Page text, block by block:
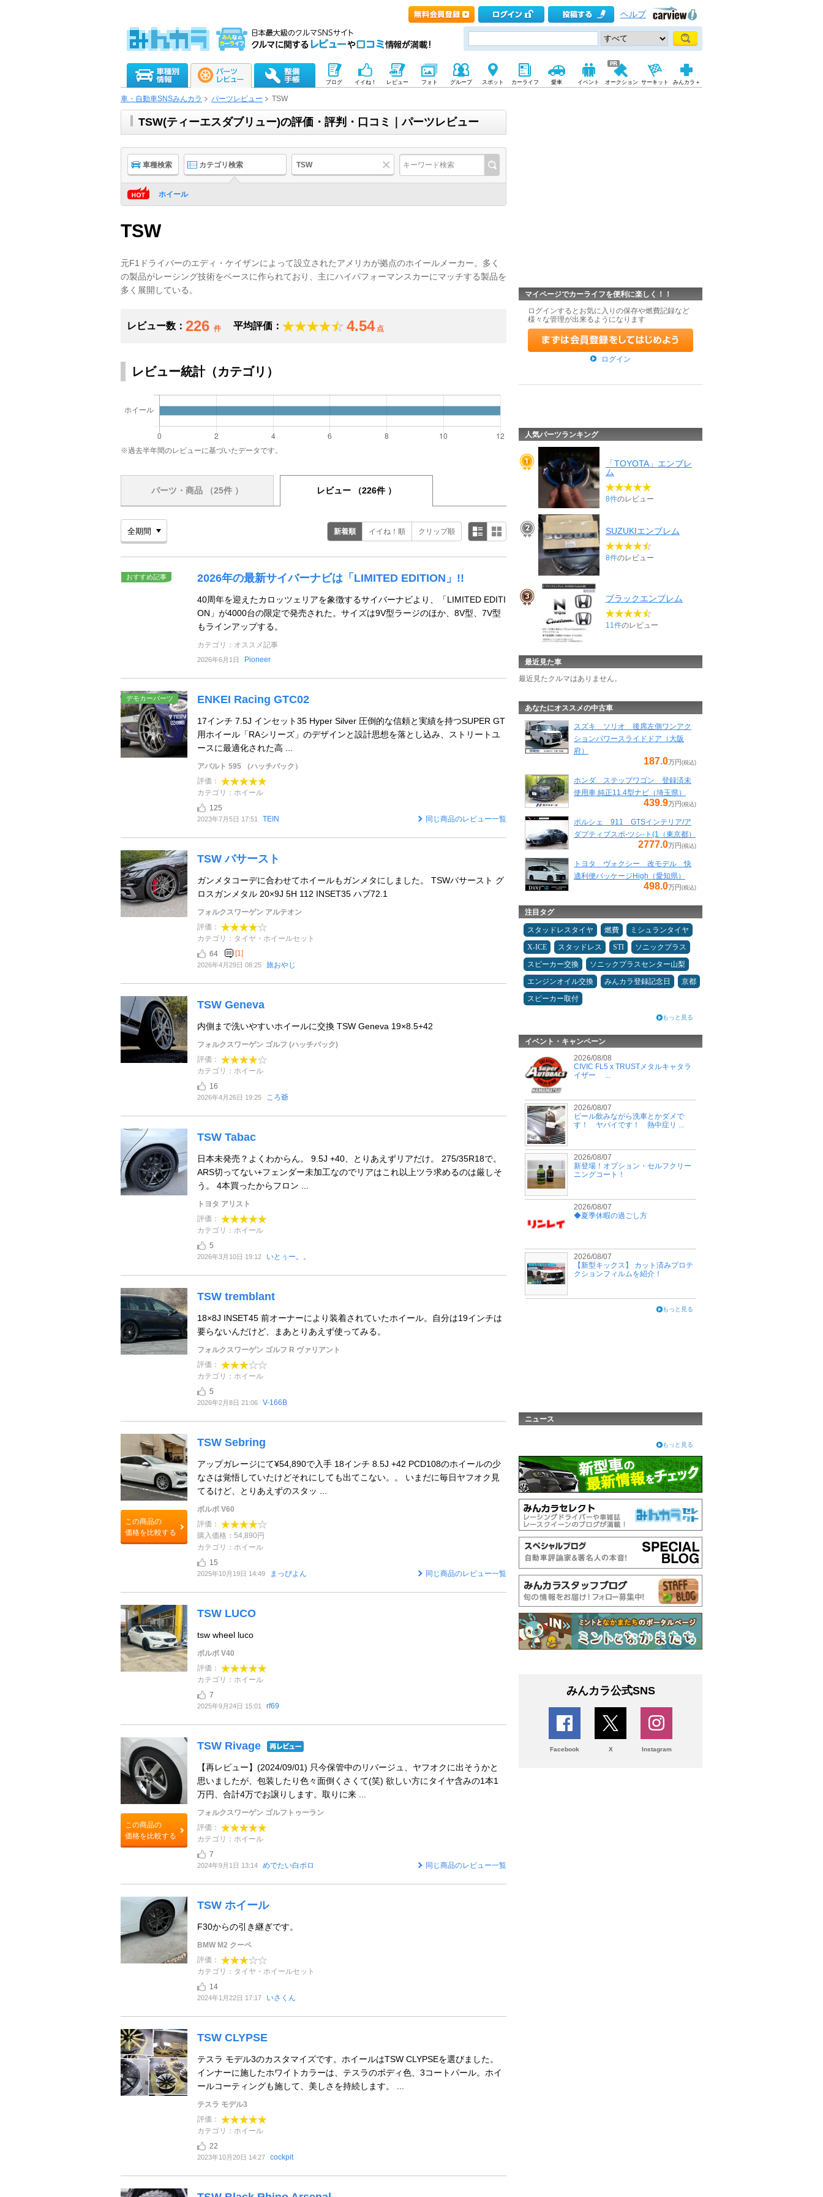
ヘルプ
ブログ イイね！ レビュー フォト グループ スポット カーライフ 愛車 イベント オークション サーキット みんカラ＋
車・自動車SNSみんカラ パーツレビュー TSW
TSW(ティーエスダブリュー)の評価・評判・口コミ｜パーツレビュー
車種検索 カテゴリ検索 TSW
ホイール
TSW
元F1ドライバーのエディ・ケイザンによって設立されたアメリカが拠点のホイールメーカー。多く
の製品がレーシング技術をベースに作られており、主にハイパフォーマンスカーにマッチする製品を
多く展開している。
レビュー数： 226 件 平均評価： 4.54点
レビュー統計（カテゴリ）
※過去半年間のレビューに基づいたデータです。
パーツ・商品 （25件 ） レビュー （226件 ）
新着順 イイね！順 クリップ順
おすすめ記事 2026年の最新サイバーナビは「LIMITED EDITION」!!
40周年を迎えたカロッツェリアを象徴するサイバーナビより、「LIMITED EDITI
ON」が4000台の限定で発売された。サイズは9V型ラージのほか、8V型、7V型
もラインアップする。
カテゴリ：オススメ記事
2026年6月1日 Pioneer
デモカーパーツ ENKEI Racing GTC02
17インチ 7.5J インセット35 Hyper Silver 圧倒的な信頼と実績を持つSUPER GT
用ホイール「RAシリーズ」のデザインと設計思想を落とし込み、ストリートユ
ースに最適化された高 ...
アバルト 595 （ハッチバック）
評価：
カテゴリ：ホイール
125
2023年7月5日 17:51 TEIN 同じ商品のレビュー一覧
TSW バサースト
ガンメタコーデに合わせてホイールもガンメタにしました。 TSWバサースト グ
ロスガンメタル 20×9J 5H 112 INSET35 ハブ72.1
フォルクスワーゲン アルテオン
評価：
カテゴリ：タイヤ・ホイールセット
64
[1]
2026年4月29日 08:25 旅おやじ
TSW Geneva
内側まで洗いやすいホイールに交換 TSW Geneva 19×8.5+42
フォルクスワーゲン ゴルフ (ハッチバック)
評価：
カテゴリ：ホイール
16
2026年4月26日 19:25 ころ爺
TSW Tabac
日本未発売？よくわからん。 9.5J +40、とりあえずリアだけ。 275/35R18で。
ARS切ってない+フェンダー未加工なのでリアはこれ以上ツラ求めるのは厳しそ
う。 4本買ったからフロン ...
トヨタ アリスト
評価：
カテゴリ：ホイール
5
2026年3月10日 19:12 いとぅー。。
TSW tremblant
18×8J INSET45 前オーナーにより装着されていたホイール。自分は19インチは
要らないんだけど、まあとりあえず使ってみる。
フォルクスワーゲン ゴルフ R ヴァリアント
評価：
カテゴリ：ホイール
5
2026年2月8日 21:06 V-166B
この商品の
価格を比較する
TSW Sebring
アップガレージにて¥54,890で入手 18インチ 8.5J +42 PCD108のホイールの少
なさは覚悟していたけどそれにしても出てこない。。 いまだに毎日ヤフオク見
てるけど、とりあえずのスタッ ...
ボルボ V60
評価：
購入価格：54,890円
カテゴリ：ホイール
15
2025年10月19日 14:49 まっぴよん 同じ商品のレビュー一覧
TSW LUCO
tsw wheel luco
ボルボ V40
評価：
カテゴリ：ホイール
7
2025年9月24日 15:01 rf69
この商品の
価格を比較する
TSW Rivage
【再レビュー】(2024/09/01) 只今保管中のリバージュ、ヤフオクに出そうかと
思いましたが、包装したり色々面倒くさくて(笑) 欲しい方にタイヤ含みの1本1
万円、合計4万でお譲りします。取りに来 ...
フォルクスワーゲン ゴルフトゥーラン
評価：
カテゴリ：ホイール
7
2024年9月1日 13:14 めでたい白ポロ 同じ商品のレビュー一覧
TSW ホイール
F30からの引き継ぎです。
BMW M2 クーペ
評価：
カテゴリ：タイヤ・ホイールセット
14
2024年1月22日 17:17 いさくん
TSW CLYPSE
テスラ モデル3のカスタマイズです。ホイールはTSW CLYPSEを選びました。
インナーに施したホワイトカラーは、テスラのボディ色、3コートパール。ホイ
ールコーティングも施して、美しさを持続します。 ...
テスラ モデル3
評価：
カテゴリ：ホイール
22
2023年10月20日 14:27 cockpit
マイページでカーライフを便利に楽しく！！
ログインするとお気に入りの保存や燃費記録など
様々な管理が出来るようになります
ログイン
人気パーツランキング
「TOYOTA」エンブレ
ム
8件のレビュー
SUZUKIエンブレム
8件のレビュー
ブラックエンブレム
11件のレビュー
最近見た車
最近見たクルマはありません。
あなたにオススメの中古車
スズキ ソリオ 後席左側ワンアク
ションパワースライドドア（大阪
府）
187.0万円(税込)
ホンダ ステップワゴン 登録済未
使用車 純正11.4型ナビ（埼玉県）
439.9万円(税込)
ポルシェ 911 GTSインテリア/ア
ダプティブスポ-ツシ-ト(1（東京都）
2777.0万円(税込)
トヨタ ヴォクシー 改モデル 快
適利便パッケージHigh（愛知県）
498.0万円(税込)
注目タグ
スタッドレスタイヤ 燃費
ミシュランタイヤ
X-ICE
スタッドレス STI
ソニックプラス
スピーカー交換
ソニックプラスセンター山梨
エンジンオイル交換
みんカラ登録記念日
京都
スピーカー取付
もっと見る
イベント・キャンペーン
2026/08/08
CIVIC FL5 x TRUSTメタルキャタラ
イザー ...
2026/08/07
ビール飲みながら洗車とかダメで
す！ ヤバイです！ 熱中症リ ...
2026/08/07
新登場！オプション・セルフクリー
ニングコート！
2026/08/07
◆夏季休暇の過ごし方
2026/08/07
【新型キックス】 カット済みプロテ
クションフィルムを紹介！
もっと見る
ニュース
もっと見る
みんカラ公式SNS
Facebook X Instagram